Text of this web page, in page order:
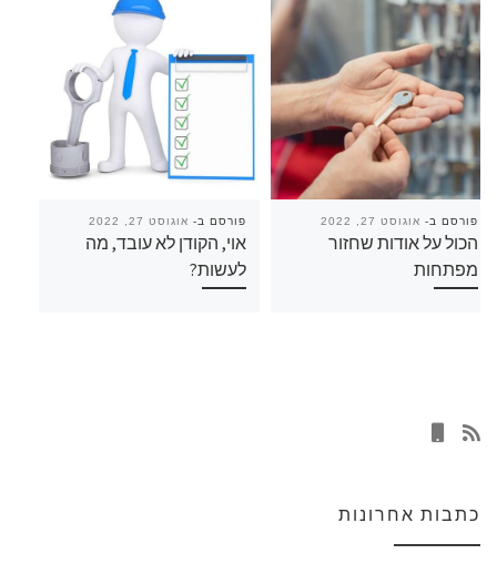
פורסם ב- אוגוסט 27, 2022
אוי, הקודן לא עובד, מה
לעשות?
פורסם ב- אוגוסט 27, 2022
הכול על אודות שחזור
מפתחות
כתבות אחרונות